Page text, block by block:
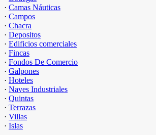
· Camas Náuticas
· Campos
· Chacra
· Depositos
· Edificios comerciales
· Fincas
· Fondos De Comercio
· Galpones
· Hoteles
· Naves Industriales
· Quintas
· Terrazas
· Villas
· Islas